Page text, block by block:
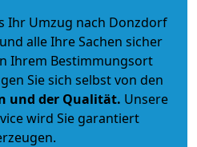
Ihr Umzug nach Donzdorf
alle Ihre Sachen sicher
Ihrem Bestimmungsort
Sie sich selbst von den
und der Qualität. Unsere
wird Sie garantiert